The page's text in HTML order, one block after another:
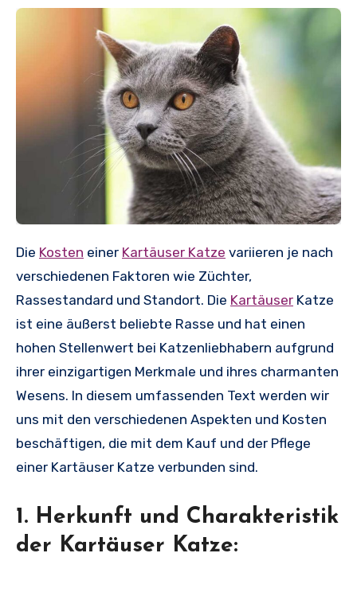
Die Kosten einer Kartäuser Katze variieren je nach
verschiedenen Faktoren wie Züchter,
Rassestandard und Standort. Die Kartäuser Katze
ist eine äußerst beliebte Rasse und hat einen
hohen Stellenwert bei Katzenliebhabern aufgrund
ihrer einzigartigen Merkmale und ihres charmanten
Wesens. In diesem umfassenden Text werden wir
uns mit den verschiedenen Aspekten und Kosten
beschäftigen, die mit dem Kauf und der Pflege
einer Kartäuser Katze verbunden sind.
1. Herkunft und Charakteristik
der Kartäuser Katze: